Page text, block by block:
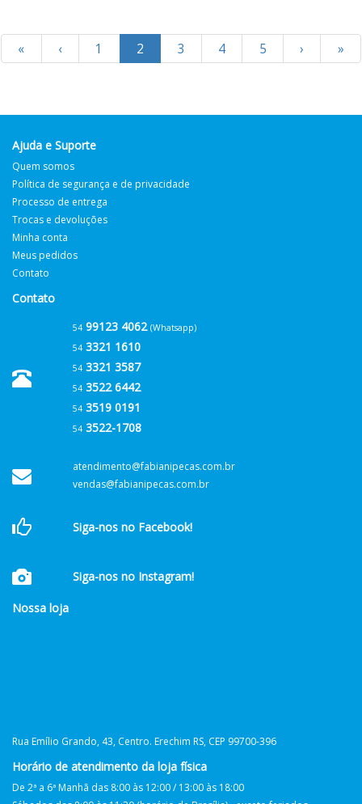
« ‹ 1 2 3 4 5 › »
Ajuda e Suporte
Quem somos
Política de segurança e de privacidade
Processo de entrega
Trocas e devoluções
Minha conta
Meus pedidos
Contato
Contato
5499123 4062 (Whatsapp)
543321 1610
543321 3587
543522 6442
543519 0191
543522-1708
atendimento@fabianipecas.com.br
vendas@fabianipecas.com.br
Siga-nos no Facebook!
Siga-nos no Instagram!
Nossa loja
Rua Emílio Grando, 43, Centro. Erechim RS, CEP 99700-396
Horário de atendimento da loja física
De 2ª a 6ª Manhã das 8:00 às 12:00 / 13:00 às 18:00